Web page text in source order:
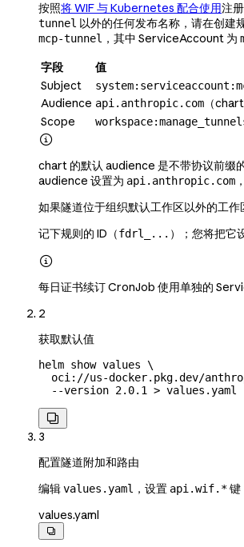
按照将 WIF 与 Kubernetes 配合使用注
tunnel 以外的任何发布名称，请在创建
mcp-tunnel ，其中 ServiceAccount 为
字段
值
Subject
Audience api.anthropic.com （
Scope

chart 的默认 audience 是不带协议前缀
audience 设置为 api.anthropic.com
如果隧道位于组织默认工作区以外的工作
记下规则的 ID（fdrl_... ）；您将把它

每日证书续订 CronJob 使用单独的
2
获取默认值
helm show values \
oci://us-docker.pkg.dev/
  --version
2.0.1 > values.yaml

3
配置隧道附加和路由
编辑values.yaml ，设置 api.wif.*键
values.yaml
